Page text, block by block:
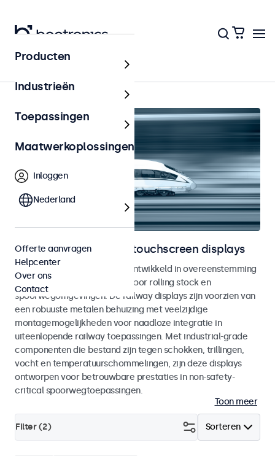
Railway
Railway monitoren en touchscreen displays
Monitoren en touchscreens ontwikkeld in overeenstemming
met EN 50155 en EN 45545-2 voor rolling stock en
spoorwegomgevingen. De railway displays zijn voorzien van
een robuuste metalen behuizing met veelzijdige
montagemogelijkheden voor naadloze integratie in
uiteenlopende railway toepassingen. Met industrial-grade
componenten die bestand zijn tegen schokken, trillingen,
vocht en temperatuurschommelingen, zijn deze displays
ontworpen voor betrouwbare prestaties in non-safety-
critical spoorwegtoepassingen.
Toon meer
Sorteren
Filter (2)
Producten
Industrieën
Toepassingen
Maatwerkoplossingen
Inloggen
Nederland
Offerte aanvragen
Helpcenter
Over ons
Contact